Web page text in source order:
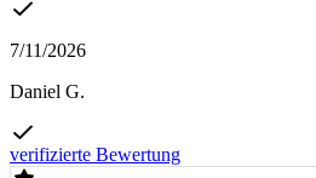
7/11/2026
Daniel G.
verifizierte Bewertung